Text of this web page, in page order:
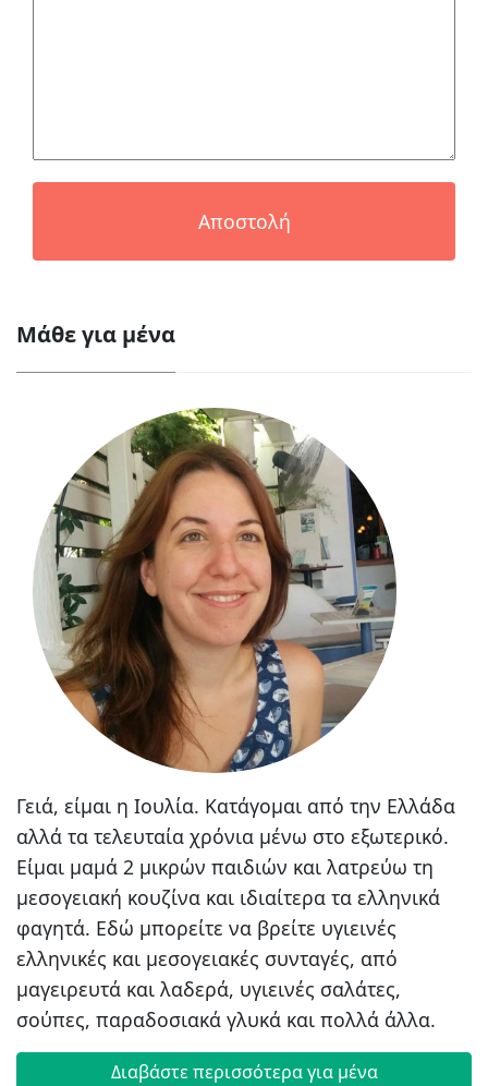
Αποστολή
Μάθε για μένα
Γειά, είμαι η Ιουλία. Κατάγομαι από την Ελλάδα
αλλά τα τελευταία χρόνια μένω στο εξωτερικό.
Είμαι μαμά 2 μικρών παιδιών και λατρεύω τη
μεσογειακή κουζίνα και ιδιαίτερα τα ελληνικά
φαγητά. Εδώ μπορείτε να βρείτε υγιεινές
ελληνικές και μεσογειακές συνταγές, από
μαγειρευτά και λαδερά, υγιεινές σαλάτες,
σούπες, παραδοσιακά γλυκά και πολλά άλλα.
Διαβάστε περισσότερα για μένα